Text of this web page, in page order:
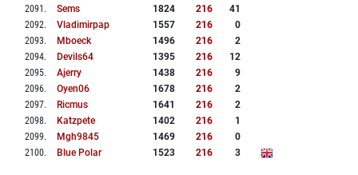
2091 . Sems 1824 216
41
2092. Vladimirpap 1557 216
0
2093. Mboeck 1496 216
2
2094. Devils64 1395 216
12
2095. Ajerry 1438 216
9
2096. Oyen06 1678 216
2
2097. Ricmus 1641 216
2
2098. Katzpete 1402 216
1
2099. Mgh9845 1469 216
0
2100. Blue Polar 1523 216 3